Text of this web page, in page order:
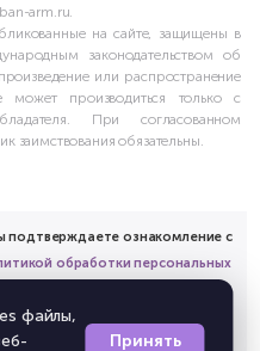
arm.ru.
на сайте, защищены в
законодательством об
или распространение
производиться только с
При согласованном
заимствования обязательны.
подтверждаете ознакомление с
обработки персональных
соответствующих
данных.
файлы,
Принять